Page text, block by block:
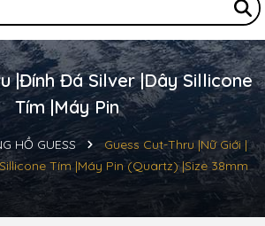
|Đính Đá Silver |Dây Sillicone
Tím |Máy Pin
HỒ GUESS
Guess Cut-Thru |Nữ Giới |
Tím |Máy Pin (Quartz) |Size 38mm